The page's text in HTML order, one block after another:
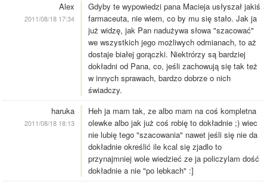
Alex
2011/08/18 17:34
Gdyby te wypowiedzi pana Macieja usłyszał jakiś
farmaceuta, nie wiem, co by mu się stało. Jak ja
już widzę, jak Pan nadużywa słowa "szacować"
we wszystkich jego możliwych odmianach, to aż
dostaje białej gorączki. Niektrórzy są bardziej
dokładni od Pana, co, jeśli zachowują się tak też
w innych sprawach, bardzo dobrze o nich
świadczy.
haruka
2011/08/18 18:13
Heh ja mam tak, ze albo mam na coś kompletna
olewke albo jak już coś robię to dokładnie ;) wiec
nie lubię tego "szacowania" nawet jeśli się nie da
dokładnie określić ile kcal się zjadlo to
przynajmniej wole wiedzieć ze ja policzylam dość
dokładnie a nie "po lebkach" :]